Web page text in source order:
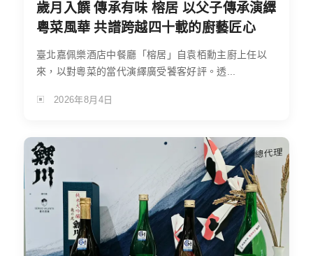
歲月入饌 傳承有味 榕居 以父子傳承演繹
粵菜風華 共譜跨越四十載的廚藝匠心
臺北嘉佩樂酒店中餐廳「榕居」自袁栢勳主廚上任以
來，以對粵菜的當代演繹廣受饕客好評。透...
2026年8月4日